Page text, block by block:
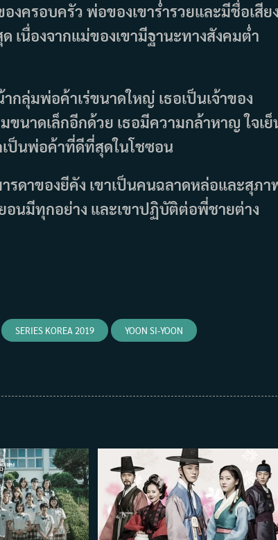
งครอบครัว พ่อของเขาร่ำรวยและมีชื่อเสียง
เนื่องจากแม่ของเขามีฐานะทางสังคมต่ำ
กลุ่มพ่อค้าเร่ขนาดใหญ่ เธอเป็นเจ้าของ
ขนาดเล็กอีกด้วย เธอมีความกล้าหาญ ใจเย็
ป็นพ่อค้าที่ดีที่สุดในโชซอน
รดาของยีคัง เขาเป็นคนฉลาดหล่อและสุภา
อนมีทุกอย่าง และเขาปฏิบัติต่อพี่ชายต่าง
SERIES KOREA 2019 YOON SI-YOON